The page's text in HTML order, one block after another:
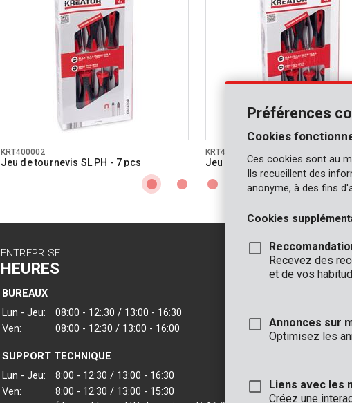
KRT400002
Jeu de tournevis SL PH - 7 pcs
KRT400003
Jeu de tournevis SL PZ - 7 pcs
ENTREPRISE
HEURES
BUREAUX
Lun - Jeu:
08:00 - 12:.30 / 13:00 - 16:30
Ven:
08:00 - 12:30 / 13:00 - 16:00
SUPPORT TECHNIQUE
Lun - Jeu:
8:00 - 12:30 / 13:00 - 16:30
Ven:
8:00 - 12:30 / 13:00 - 15:30
CONTACT
INFO
VARO - Vic. Van
Joseph Van
2500 Lier -
Préférences
Cookies
Ces cookies sont au
Ils recueillent des
anonyme, à des fins
Cookies
Recevez des
et de vos
Annonces sur
Optimisez les
Liens avec les
Créez une